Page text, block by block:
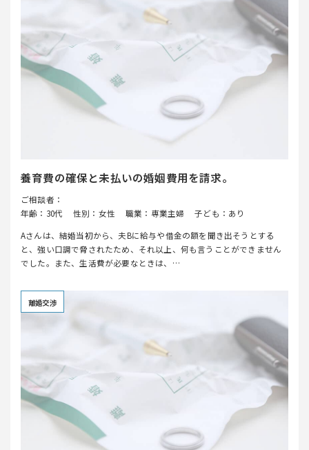
養育費の確保と未払いの婚姻費用を請求。
ご相談者：
年齢：30代
性別：女性 職業：専業主婦
子ども：あり
Aさんは、結婚当初から、夫Bに給与や借金の額を聞き出そうとする
と、強い口調で脅されたため、それ以上、何も言うことができません
でした。また、生活費が必要なときは、…
離婚交渉